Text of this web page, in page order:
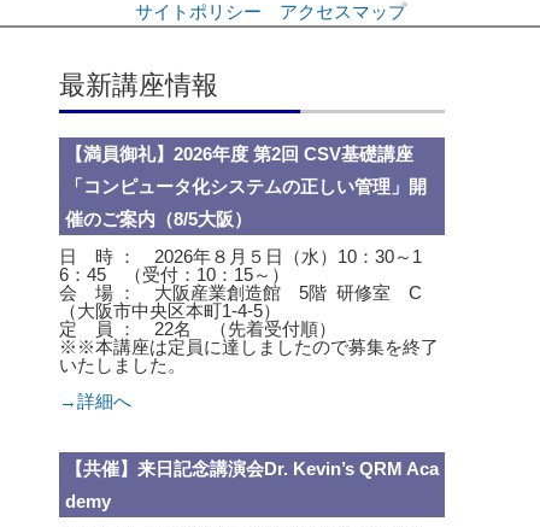
サイトポリシー アクセスマップ
コンテンツに移動
最新講座情報
【満員御礼】2026年度 第2回 CSV基礎講座
「コンピュータ化システムの正しい管理」開
催のご案内（8/5大阪）
日 時 ： 2026年８月５日（水）10：30～1
6：45 （受付：10：15～）
会 場 ： 大阪産業創造館 5階 研修室 C
（大阪市中央区本町1-4-5）
定 員 ： 22名 （先着受付順）
※※本講座は定員に達しましたので募集を終了
いたしました。
→詳細へ
【共催】来日記念講演会Dr. Kevin’s QRM Aca
demy